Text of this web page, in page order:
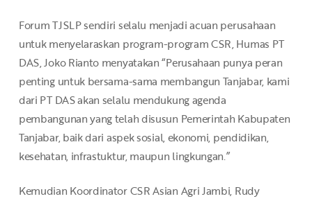
Forum TJSLP sendiri selalu menjadi acuan perusahaan
untuk menyelaraskan program-program CSR, Humas PT
DAS, Joko Rianto menyatakan “Perusahaan punya peran
penting untuk bersama-sama membangun Tanjabar, kami
dari PT DAS akan selalu mendukung agenda
pembangunan yang telah disusun Pemerintah Kabupaten
Tanjabar, baik dari aspek sosial, ekonomi, pendidikan,
kesehatan, infrastuktur, maupun lingkungan.”
Kemudian Koordinator CSR Asian Agri Jambi, Rudy